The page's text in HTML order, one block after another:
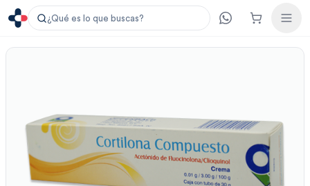
¿Qué es lo que buscas?